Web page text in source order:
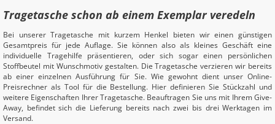
Tragetasche schon ab einem Exemplar veredeln
Bei unserer Tragetasche mit kurzem Henkel bieten wir einen günstigen
Gesamtpreis für jede Auflage. Sie können also als kleines Geschäft eine
individuelle Tragehilfe präsentieren, oder sich sogar einen persönlichen
Stoffbeutel mit Wunschmotiv gestalten. Die Tragetasche verzieren wir bereits
ab einer einzelnen Ausführung für Sie. Wie gewohnt dient unser Online-
Preisrechner als Tool für die Bestellung. Hier definieren Sie Stückzahl und
weitere Eigenschaften Ihrer Tragetasche. Beauftragen Sie uns mit Ihrem Give-
Away, befindet sich die Lieferung bereits nach zwei bis drei Werktagen im
Versand.